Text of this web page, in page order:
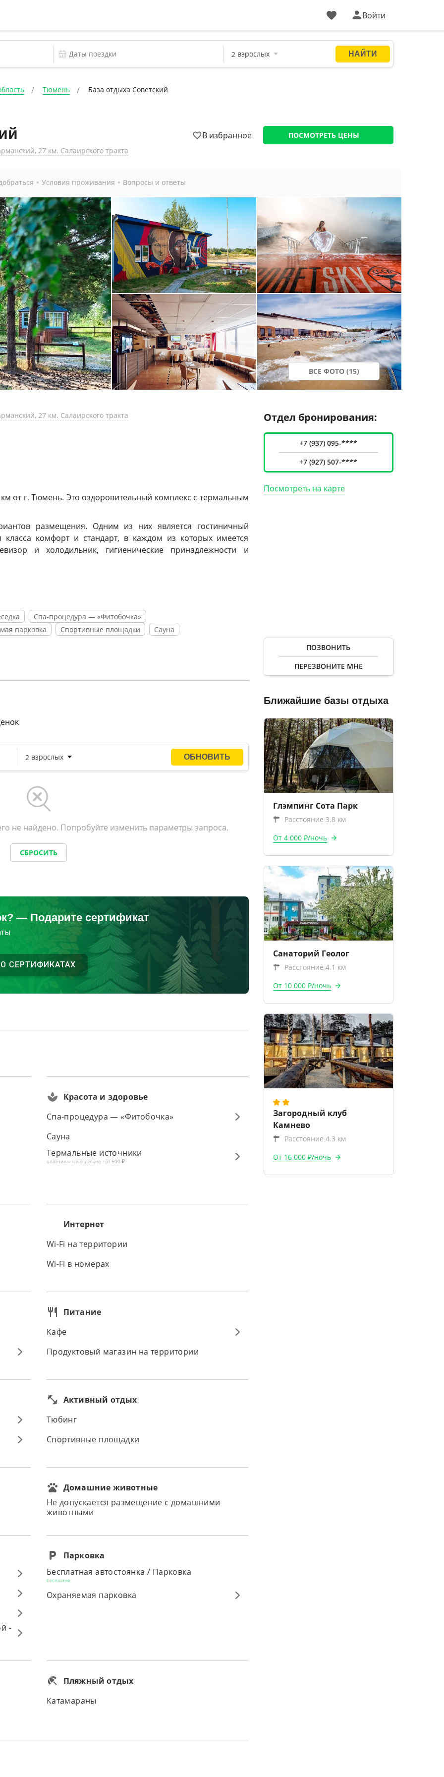
Войти
Тюмень База отдыха Советский
27 км. Салаирского тракта
В избранное ПОСМОТРЕТЬ ЦЕНЫ
Условия проживания Вопросы и ответы
ВСЕ ФОТО (15)
27 км. Салаирского тракта
от г. Тюмень. Это оздоровительный комплекс с термальным
размещения. Одним из них является гостиничный
комфорт и стандарт, в каждом из которых имеется
и холодильник, гигиенические принадлежности и
и лейка с 12-ю форсунками. Поблизости располагается
обустроены уютные беседки с необходимым оснащением –
гостей: финская сауна, фищ-пилинг и фито-бочка, а
Спа-процедура — «Фитобочка»
парковка Спортивные площадки Сауна
не найдено. Попробуйте изменить параметры запроса.
СБРОСИТЬ
— Подарите сертификат
СЕРТИФИКАТАХ
Красота и здоровье
Спа-процедура — «Фитобочка»
Сауна
Термальные источники
оплачивается отдельно · от 500 ₽
Интернет
Wi-Fi на территории
Wi-Fi в номерах
Питание
Кафе
Продуктовый магазин на территории
Активный отдых
Тюбинг
Спортивные площадки
Домашние животные
Не допускается размещение с домашними
животными
-
Парковка
Бесплатная автостоянка / Парковка
бесплатно
Охраняемая парковка
Пляжный отдых
Катамараны
Отдел бронирования:
+7 (937) 095-****
+7 (927) 507-****
Посмотреть на карте
ПОЗВОНИТЬ
ПЕРЕЗВОНИТЕ МНЕ
Ближайшие базы отдыха
Глэмпинг Сота Парк
Расстояние 3.8 км
От 4 000 ₽/ночь
Санаторий Геолог
Расстояние 4.1 км
От 10 000 ₽/ночь
Загородный клуб
Камнево
Расстояние 4.3 км
От 16 000 ₽/ночь